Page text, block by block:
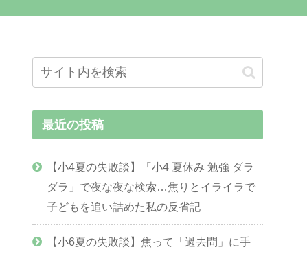
最近の投稿
【小4夏の失敗談】「小4 夏休み 勉強 ダラ
ダラ」で夜な夜な検索…焦りとイライラで
子どもを追い詰めた私の反省記
【小6夏の失敗談】焦って「過去問」に手